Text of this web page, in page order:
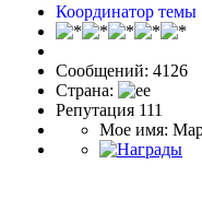
Координатор темы
Сообщений: 4126
Страна:
Репутация 111
Мое имя: